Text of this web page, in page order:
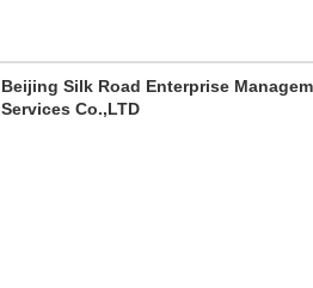
Beijing Silk Road Enterprise
Services Co.,LTD